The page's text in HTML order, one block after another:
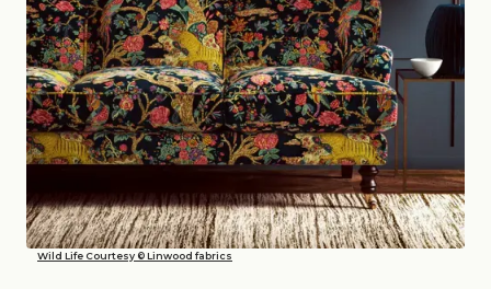
Wild Life Courtesy © Linwood fabrics